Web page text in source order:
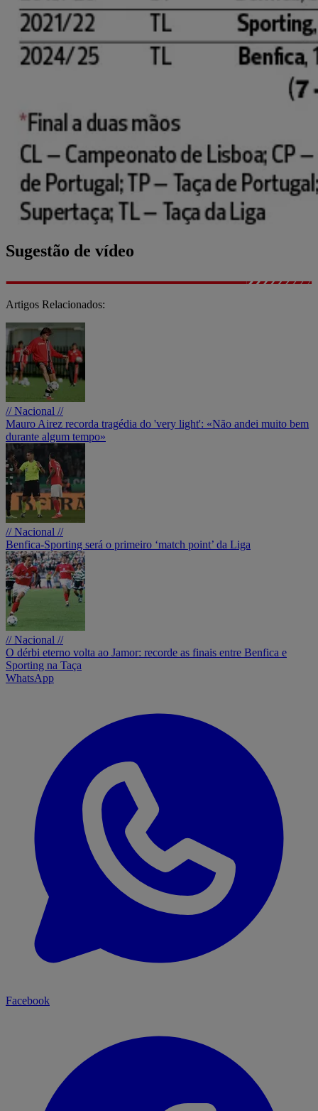
Sugestão de vídeo
Artigos Relacionados:
// Nacional //
Mauro Airez recorda tragédia do 'very light': «Não andei muito bem
durante algum tempo»
// Nacional //
Benfica-Sporting será o primeiro ‘match point’ da Liga
// Nacional //
O dérbi eterno volta ao Jamor: recorde as finais entre Benfica e
Sporting na Taça
WhatsApp
Facebook